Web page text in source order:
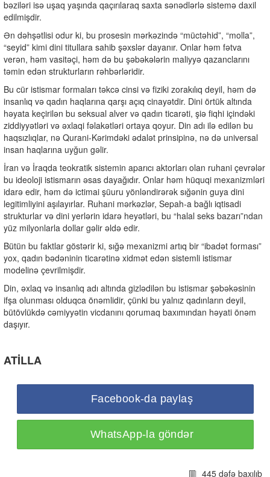
bəziləri isə uşaq yaşında qaçırılaraq saxta sənədlərlə sistemə daxil
edilmişdir.
Ən dəhşətlisi odur ki, bu prosesin mərkəzində “müctəhid”, “molla”,
“seyid” kimi dini titullara sahib şəxslər dayanır. Onlar həm fətva
verən, həm vasitəçi, həm də bu şəbəkələrin maliyyə qazanclarını
təmin edən strukturların rəhbərləridir.
Bu cür istismar formaları təkcə cinsi və fiziki zorakılıq deyil, həm də
insanlıq və qadın haqlarına qarşı açıq cinayətdir. Dini örtük altında
həyata keçirilən bu seksual alver və qadın ticarəti, şiə fiqhi içindəki
ziddiyyətləri və əxlaqi fəlakətləri ortaya qoyur. Din adı ilə edilən bu
haqsızlıqlar, nə Qurani-Kərimdəki ədalət prinsipinə, nə də universal
insan haqlarına uyğun gəlir.
İran və İraqda teokratik sistemin aparıcı aktorları olan ruhani çevrələr
bu ideoloji istismarın əsas dayağıdır. Onlar həm hüquqi mexanizmləri
idarə edir, həm də ictimai şüuru yönləndirərək sığənin guya dini
legitimliyini aşılayırlar. Ruhani mərkəzlər, Sepah-a bağlı iqtisadi
strukturlar və dini yerlərin idarə heyətləri, bu “halal seks bazarı”ndan
yüz milyonlarla dollar gəlir əldə edir.
Bütün bu faktlar göstərir ki, sığə mexanizmi artıq bir “ibadət forması”
yox, qadın bədəninin ticarətinə xidmət edən sistemli istismar
modelinə çevrilmişdir.
Din, əxlaq və insanlıq adı altında gizlədilən bu istismar şəbəkəsinin
ifşa olunması olduqca önəmlidir, çünki bu yalnız qadınların deyil,
bütövlükdə cəmiyyətin vicdanını qorumaq baxımından həyati önəm
daşıyır.
ATİLLA
Facebook-da paylaş
WhatsApp-la göndər
445 dəfə baxılıb